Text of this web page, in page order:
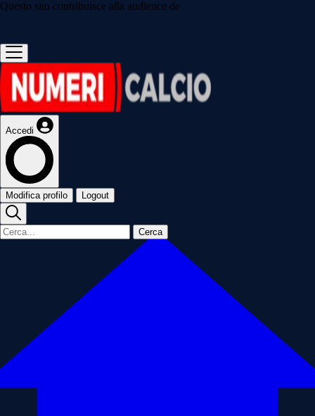
Questo sito contribuisce alla audience de
Accedi
Modifica profilo Logout
Cerca